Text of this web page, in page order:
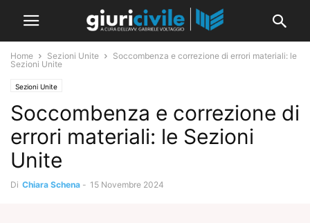
Home Sezioni Unite
Soccombenza e correzione di errori materiali: le
Sezioni Unite
Sezioni Unite
Soccombenza e correzione di
errori materiali: le Sezioni
Unite
Di Chiara Schena - 15 Novembre 2024